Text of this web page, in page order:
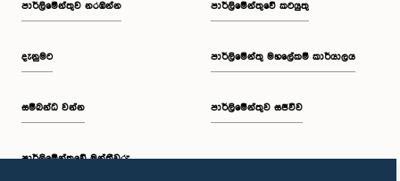
පාර්ලි‌මේන්තුව නරඹන්න
දැනුමට
සම්බන්ධ වන්න
පාර්ලි‌මේන්තුවේ මන්ත්‍රීවරු
පාර්ලිමේන්තුවේ කටයුතු
පාර්ලිමේන්තු මහලේකම් කාර්යාලය
පාර්ලිමේන්තුව සජීවීව